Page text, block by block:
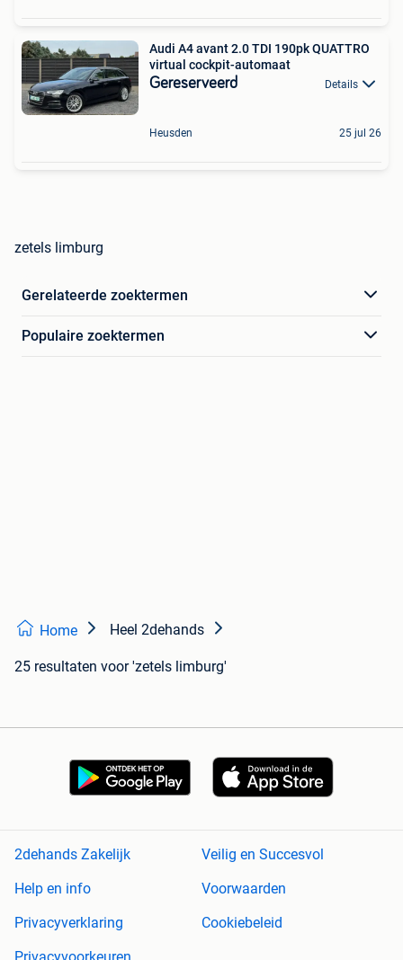
Audi A4 avant 2.0 TDI 190pk QUATTRO
virtual cockpit-automaat
Gereserveerd Details
Heusden 25 jul 26
zetels limburg
Gerelateerde zoektermen
Populaire zoektermen
Home Heel 2dehands
25 resultaten voor 'zetels limburg'
2dehands Zakelijk
Veilig en Succesvol
Help en info
Voorwaarden
Privacyverklaring
Cookiebeleid